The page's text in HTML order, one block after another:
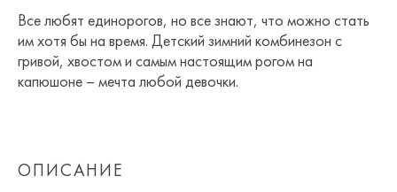
Все любят единорогов, но все знают, что можно стать
им хотя бы на время. Детский зимний комбинезон с
гривой, хвостом и самым настоящим рогом на
капюшоне – мечта любой девочки.
ОПИСАНИЕ